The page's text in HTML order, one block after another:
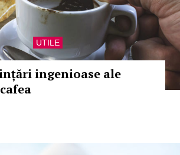
UTILE
ingenioase ale